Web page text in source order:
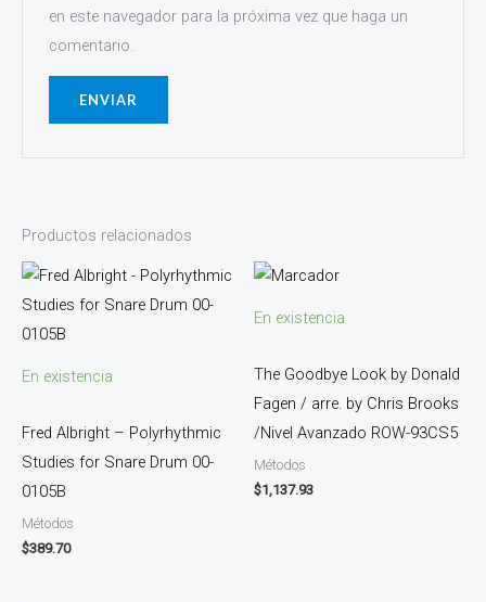
en este navegador para la próxima vez que haga un
comentario.
Productos relacionados
En existencia
Fred Albright – Polyrhythmic
Studies for Snare Drum 00-
0105B
Métodos
$389.70
En existencia
The Goodbye Look by Donald
Fagen / arre. by Chris Brooks
/Nivel Avanzado ROW-93CS5
Métodos
$1,137.93